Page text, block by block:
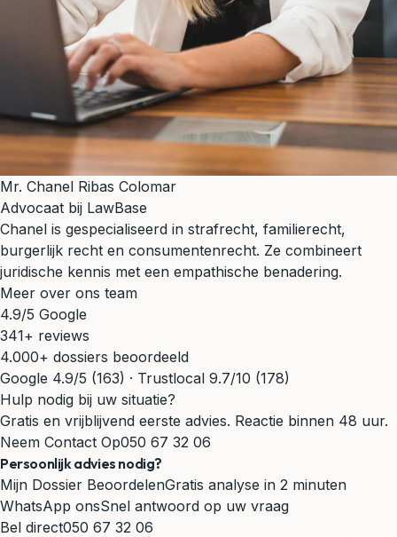
Mr. Chanel Ribas Colomar
Advocaat bij LawBase
Chanel is gespecialiseerd in strafrecht, familierecht,
burgerlijk recht en consumentenrecht. Ze combineert
juridische kennis met een empathische benadering.
Meer over ons team
4.9/5 Google
341+ reviews
4.000+ dossiers beoordeeld
Google 4.9/5 (163) · Trustlocal 9.7/10 (178)
Hulp nodig bij uw situatie?
Gratis en vrijblijvend eerste advies. Reactie binnen 48 uur.
Neem Contact Op050 67 32 06
Persoonlijk advies nodig?
Mijn Dossier BeoordelenGratis analyse in 2 minuten
WhatsApp onsSnel antwoord op uw vraag
Bel direct050 67 32 06